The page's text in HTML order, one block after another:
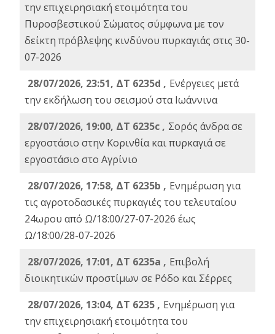
την επιχειρησιακή ετοιμότητα του
Πυροσβεστικού Σώματος σύμφωνα με τον
δείκτη πρόβλεψης κινδύνου πυρκαγιάς στις 30-
07-2026
28/07/2026, 23:51, ΔΤ 6235d , Ενέργειες μετά
την εκδήλωση του σεισμού στα Ιωάννινα
28/07/2026, 19:00, ΔΤ 6235c , Σορός άνδρα σε
εργοστάσιο στην Κορινθία και πυρκαγιά σε
εργοστάσιο στο Αγρίνιο
28/07/2026, 17:58, ΔΤ 6235b , Ενημέρωση για
τις αγροτοδασικές πυρκαγιές του τελευταίου
24ωρου από Ω/18:00/27-07-2026 έως
Ω/18:00/28-07-2026
28/07/2026, 17:01, ΔΤ 6235a , Eπιβολή
διοικητικών προστίμων σε Ρόδο και Σέρρες
28/07/2026, 13:04, ΔΤ 6235 , Ενημέρωση για
την επιχειρησιακή ετοιμότητα του